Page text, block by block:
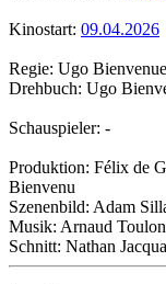
Kinostart: 09.04.2026
Regie: Ugo Bienvenue
Drehbuch: Ugo
Schauspieler: -
Produktion: Félix de
Bienvenu
Szenenbild: Adam
Musik: Arnaud Toulon
Schnitt: Nathan